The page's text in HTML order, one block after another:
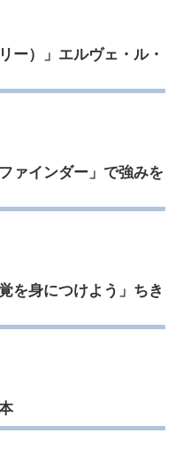
ー）」エルヴェ・ル・
ァインダー」で強みを
を身につけよう」ちき